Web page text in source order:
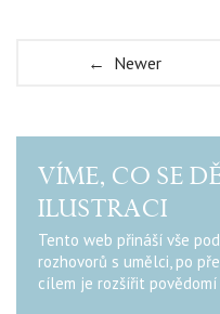
← Newer
VÍME, CO SE
ILUSTRACI
Tento web přináší vše
rozhovorů s umělci, po
cílem je rozšířit